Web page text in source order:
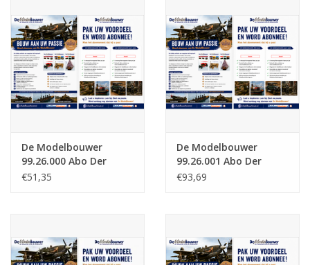
Zeitschriften
Neue Zeichnungen
ABONNEMENT DER
MODELLBAUER
De Modelbouwer
99.26.000 Abo Der
Modellbauer
€51,35
De Modelbouwer
99.26.001 Abo Der
Modellbauer(Niederlande)
€93,69